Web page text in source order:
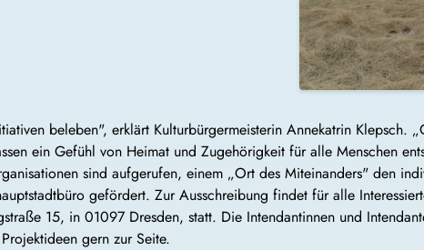
beleben", erklärt Kulturbürgermeisterin Annekatrin Klepsch.
ein Gefühl von Heimat und Zugehörigkeit für alle Menschen
sind aufgerufen, einem „Ort des Miteinanders" den
gefördert. Zur Ausschreibung findet für alle
15, in 01097 Dresden, statt. Die Intendantinnen und
gern zur Seite.